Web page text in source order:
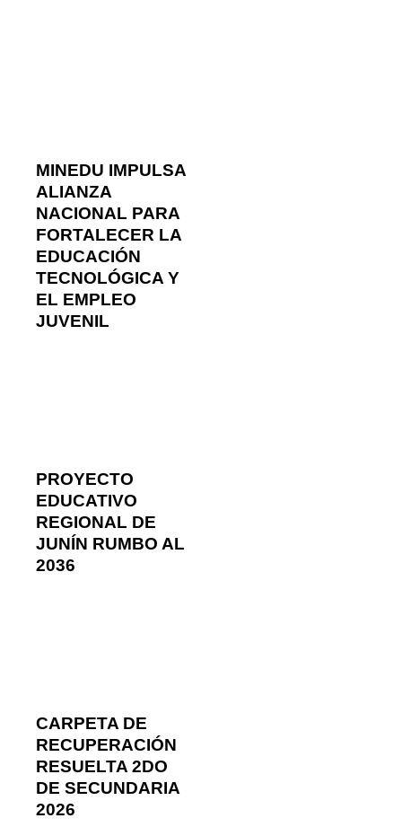
MINEDU IMPULSA
ALIANZA
NACIONAL PARA
FORTALECER LA
EDUCACIÓN
TECNOLÓGICA Y
EL EMPLEO
JUVENIL
PROYECTO
EDUCATIVO
REGIONAL DE
JUNÍN RUMBO AL
2036
CARPETA DE
RECUPERACIÓN
RESUELTA 2DO
DE SECUNDARIA
2026